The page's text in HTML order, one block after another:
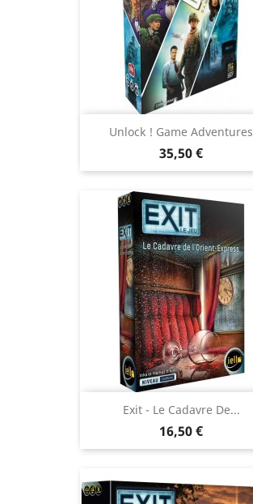
Unlock ! Game Adventures
Prix
35,50 €
Exit - Le Cadavre De...
Prix
16,50 €